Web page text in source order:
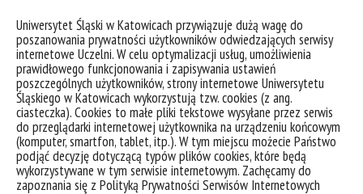
Uniwersytet Śląski w Katowicach przywiązuje dużą wagę do
poszanowania prywatności użytkowników odwiedzających serwisy
internetowe Uczelni. W celu optymalizacji usług, umożliwienia
prawidłowego funkcjonowania i zapisywania ustawień
poszczególnych użytkowników, strony internetowe Uniwersytetu
Śląskiego w Katowicach wykorzystują tzw. cookies (z ang.
ciasteczka). Cookies to małe pliki tekstowe wysyłane przez serwis
do przeglądarki internetowej użytkownika na urządzeniu końcowym
(komputer, smartfon, tablet, itp.). W tym miejscu możecie Państwo
podjąć decyzję dotyczącą typów plików cookies, które będą
wykorzystywane w tym serwisie internetowym. Zachęcamy do
zapoznania się z Polityką Prywatności Serwisów Internetowych
Międzynarodowy Dzień Żelków | mgr inż. Sylwia Stiler-
Wyszyńska